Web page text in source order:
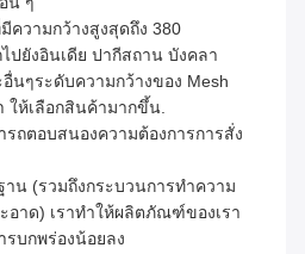
วามกว้างสูงสุดถึง 380
ปยังอินเดีย ปากีสถาน บังคลา
นๆระดับความกว้างของ Mesh
ให้เลือกสินค้ามากขึ้น.
ถตอบสนองความต้องการการสั่ง
น (รวมถึงกระบวนการทําความ
อาด) เราทําให้ผลิตภัณฑ์ของเรา
บกพร่องน้อยลง